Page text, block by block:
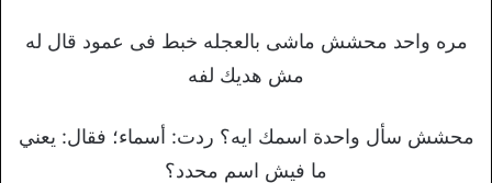
مره واحد محشش ماشى بالعجله خبط فى عمود قال له
مش هديك لفه
محشش سأل واحدة اسمك ايه؟ ردت: أسماء؛ فقال: يعني
ما فيش اسم محدد؟